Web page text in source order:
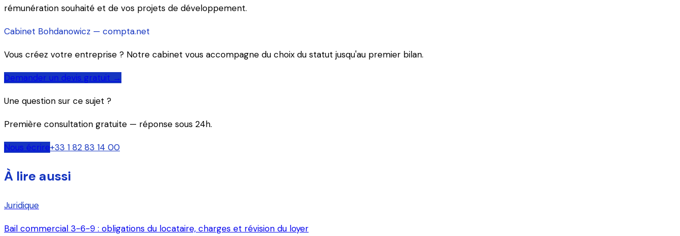
rémunération souhaité et de vos projets de développement.
Cabinet Bohdanowicz — compta.net
Vous créez votre entreprise ? Notre cabinet vous accompagne du choix du statut jusqu'au premier bilan.
Demander un devis gratuit →
Une question sur ce sujet ?
Première consultation gratuite — réponse sous 24h.
Nous écrire+33 1 82 83 14 00
À lire aussi
Juridique
Bail commercial 3-6-9 : obligations du locataire, charges et révision du loyer